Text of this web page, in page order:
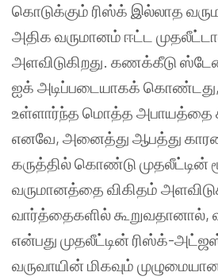
கொடுக்கும் ரிஸ்க் இல்லாத
அதிக வருமானம் ஈட்ட
அளவிடுகிறது. கணக்கீடு
ஐக் அடிப்படையாகக் கொண்டது,
உள்ளார்ந்த மொத்த அபாயத்தை
எனவே, அனைத்து ஆபத்து
கருத்தில்கொண்டுமுதலீட்டின்
வருமானத்தை விகிதம்
வார்த்தைகளில்கூறுவதானால்,
என்பது முதலீட்டின் ரிஸ்க்-
வருவாயின் மிகவும்